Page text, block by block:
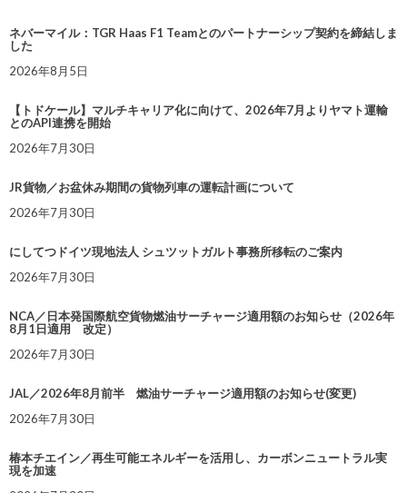
ネバーマイル：TGR Haas F1 Teamとのパートナーシップ契約を締結しま
した
2026年8月5日
【トドケール】マルチキャリア化に向けて、2026年7月よりヤマト運輸
とのAPI連携を開始
2026年7月30日
JR貨物／お盆休み期間の貨物列車の運転計画について
2026年7月30日
にしてつドイツ現地法人 シュツットガルト事務所移転のご案内
2026年7月30日
NCA／日本発国際航空貨物燃油サーチャージ適用額のお知らせ（2026年
8月1日適用 改定）
2026年7月30日
JAL／2026年8月前半 燃油サーチャージ適用額のお知らせ(変更)
2026年7月30日
椿本チエイン／再生可能エネルギーを活用し、カーボンニュートラル実
現を加速